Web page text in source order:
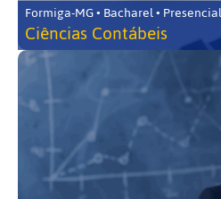
Formiga-MG • Bacharel • Presencial
Ciências Contábeis